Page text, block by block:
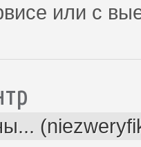
или с